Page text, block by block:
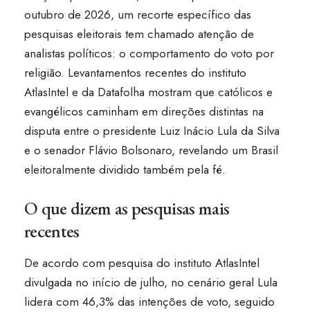
outubro de 2026, um recorte específico das
pesquisas eleitorais tem chamado atenção de
analistas políticos: o comportamento do voto por
religião. Levantamentos recentes do instituto
AtlasIntel e da Datafolha mostram que católicos e
evangélicos caminham em direções distintas na
disputa entre o presidente Luiz Inácio Lula da Silva
e o senador Flávio Bolsonaro, revelando um Brasil
eleitoralmente dividido também pela fé.
O que dizem as pesquisas mais
recentes
De acordo com pesquisa do instituto AtlasIntel
divulgada no início de julho, no cenário geral Lula
lidera com 46,3% das intenções de voto, seguido